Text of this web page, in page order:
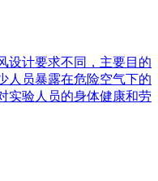
设计要求不同，主要目的
人员暴露在危险空气下的
实验人员的身体健康和劳